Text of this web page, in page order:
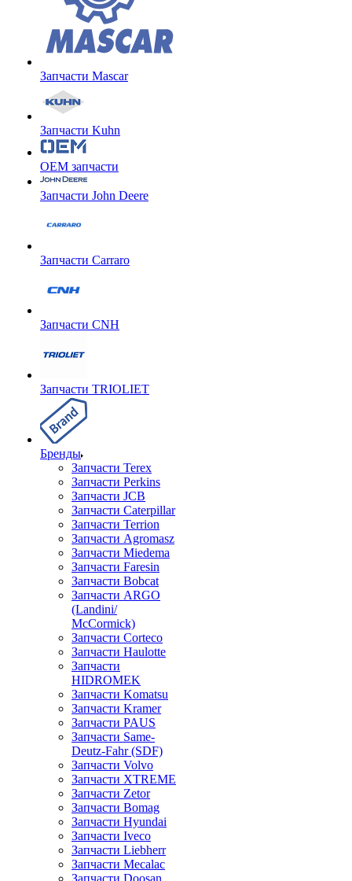
Запчасти Mascar
Запчасти Kuhn
OEM запчасти
Запчасти John Deere
Запчасти Carraro
Запчасти CNH
Запчасти TRIOLIET
Бренды
Запчасти Terex
Запчасти Perkins
Запчасти JCB
Запчасти Caterpillar
Запчасти Terrion
Запчасти Agromasz
Запчасти Miedema
Запчасти Faresin
Запчасти Bobcat
Запчасти ARGO
(Landini/
McCormick)
Запчасти Corteco
Запчасти Haulotte
Запчасти
HIDROMEK
Запчасти Komatsu
Запчасти Kramer
Запчасти PAUS
Запчасти Same-
Deutz-Fahr (SDF)
Запчасти Volvo
Запчасти XTREME
Запчасти Zetor
Запчасти Bomag
Запчасти Hyundai
Запчасти Iveco
Запчасти Liebherr
Запчасти Mecalac
Запчасти Doosan